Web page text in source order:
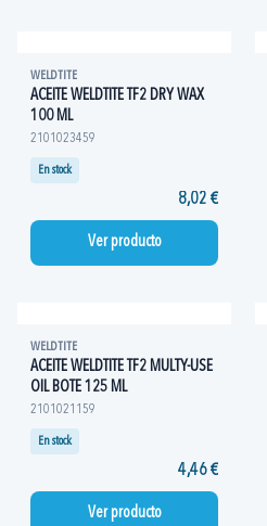
WELDTITE
ACEITE WELDTITE TF2 DRY WAX
100 ML
2101023459
En stock
8,02 €
Ver producto
WELDTITE
ACEITE WELDTITE TF2 MULTY-USE
OIL BOTE 125 ML
2101021159
En stock
4,46 €
Ver producto